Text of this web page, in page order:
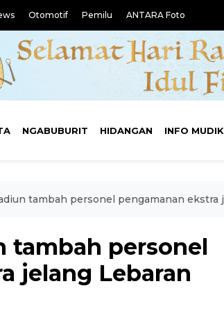
Otomotif Pemilu ANTARA Foto
NGABUBURIT HIDANGAN INFO MUDIK
tambah personel pengamanan ekstra
tambah personel
jelang Lebaran